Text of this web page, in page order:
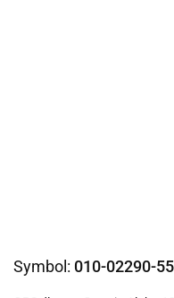
Symbol: 010-02290-55